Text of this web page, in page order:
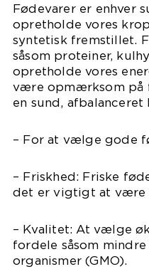
Fødevarer er enhver
opretholde vores
syntetisk fremstillet.
såsom proteiner,
opretholde vores
være opmærksom på
en sund, afbalanceret
– For at vælge gode
– Friskhed: Friske
det er vigtigt at være
– Kvalitet: At vælge
fordele såsom
organismer (GMO).